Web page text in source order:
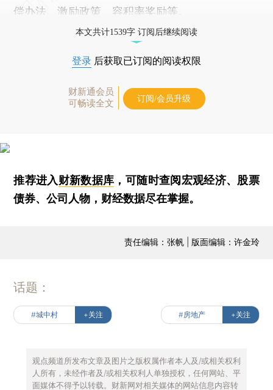
偿办法、激励政策、容积率奖励等。
本文共计1539字 订阅后继续阅读
登录 后获取已订阅的阅读权限
财新通会员
可畅读全文
订阅/会员升级
推荐进入财新数据库 ，可随时查阅宏观经济、股票
债券、公司人物，财经数据尽在掌握。
责任编辑：张帆 | 版面编辑：许金玲
话题：
#城中村 +关注 #房地产 +关注
观点频道所发布文章及图片之版权属作者本人及/或相关权利
人所有，未经作者及/或相关权利人单独授权，任何网站、平
面媒体不得予以转载。财新网对相关媒体的网站信息内容转